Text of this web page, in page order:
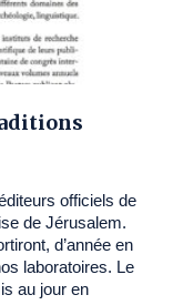
officiels de
de Jérusalem.
d’année en
laboratoires. Le
au jour en